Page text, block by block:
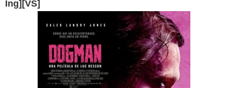
Ing][VS]